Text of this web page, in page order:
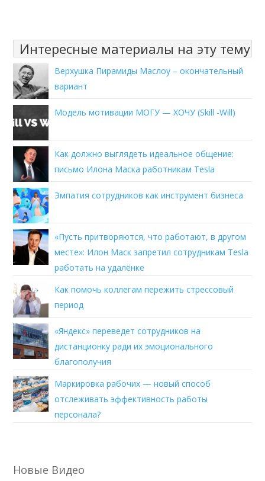
Интересные материалы на эту тему
Верхушка Пирамиды Маслоу – окончательный
вариант
Модель мотивации МОГУ — ХОЧУ (Skill -Will)
Как должно выглядеть идеальное общение:
письмо Илона Маска работникам Tesla
Эмпатия сотрудников как инструмент бизнеса
«Пусть притворяются, что работают, в другом
месте»: Илон Маск запретил сотрудникам Tesla
работать на удалёнке
Как помочь коллегам пережить стрессовый
период
«Яндекс» переведет сотрудников на
дистанционку ради их эмоционального
благополучия
Маркировка рабочих — новый способ
отслеживать эффективность работы
персонала?
Новые Видео